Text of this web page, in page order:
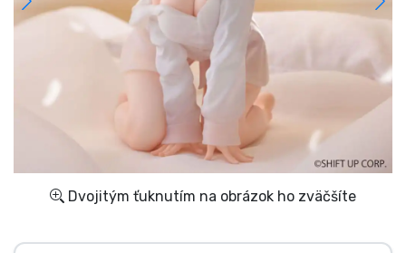
Dvojitým ťuknutím na obrázok ho zväčšíte
Preprava a platba
Zoradiť podľa série
Zoradiť podľa filmov
Zoradiť podľa karikatúry
Zoradiť podľa Anime